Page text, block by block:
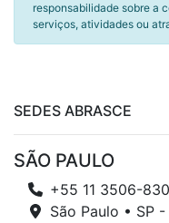
responsabilidade sobre a
serviços, atividades ou
SEDES ABRASCE
SÃO PAULO
+55 11 3506-
São Paulo • SP